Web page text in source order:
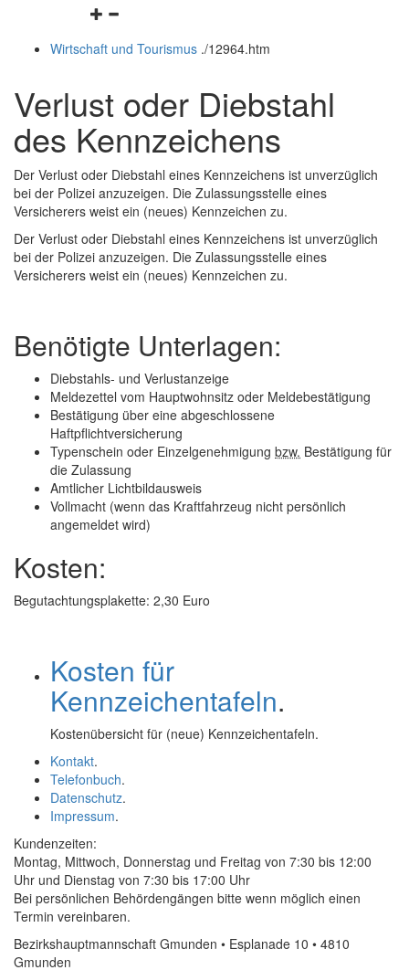
Navigationsmenü
und
Wirtschaft und Tourismus ./12964.htm
Verlust oder Diebstahl
des Kennzeichens
Der Verlust oder Diebstahl eines Kennzeichens ist unverzüglich
bei der Polizei anzuzeigen. Die Zulassungsstelle eines
Versicherers weist ein (neues) Kennzeichen zu.
Der Verlust oder Diebstahl eines Kennzeichens ist unverzüglich
bei der Polizei anzuzeigen. Die Zulassungsstelle eines
Versicherers weist ein (neues) Kennzeichen zu.
Benötigte Unterlagen:
Diebstahls- und Verlustanzeige
Meldezettel vom Hauptwohnsitz oder Meldebestätigung
Bestätigung über eine abgeschlossene
Haftpflichtversicherung
Typenschein oder Einzelgenehmigung bzw. Bestätigung für
die Zulassung
Amtlicher Lichtbildausweis
Vollmacht (wenn das Kraftfahrzeug nicht persönlich
angemeldet wird)
Kosten:
Begutachtungsplakette: 2,30 Euro
Kosten für
Kennzeichentafeln.
Kostenübersicht für (neue) Kennzeichentafeln.
Kontakt.
Telefonbuch.
Datenschutz.
Impressum.
Kundenzeiten:
Montag, Mittwoch, Donnerstag und Freitag von 7:30 bis 12:00
Uhr und Dienstag von 7:30 bis 17:00 Uhr
Bei persönlichen Behördengängen bitte wenn möglich einen
Termin vereinbaren.
Bezirkshauptmannschaft Gmunden • Esplanade 10 • 4810
Gmunden